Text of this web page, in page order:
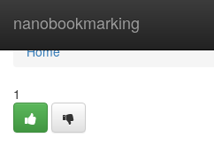
nanobookmarking
Home
Home
1